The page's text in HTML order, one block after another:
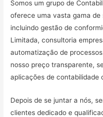
Somos um grupo de
oferece uma vasta gama
incluindo gestão de
Limitada, consultoria
automatização de
nosso preço transparente,
aplicações de contabilidade
Depois de se juntar a nós,
clientes dedicado e